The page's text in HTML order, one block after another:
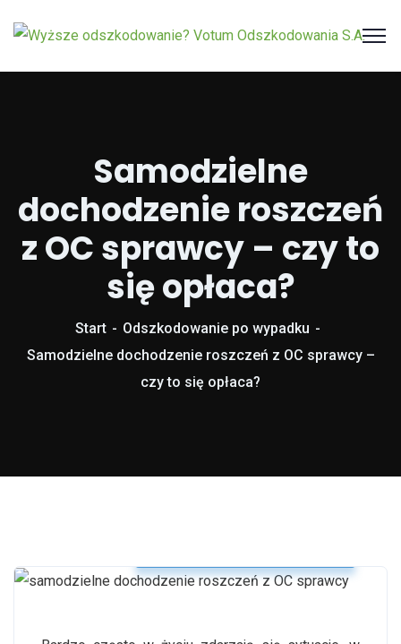
Samodzielne
dochodzenie roszczeń
z OC sprawcy – czy to
się opłaca?
Start
Odszkodowanie po wypadku
Samodzielne dochodzenie roszczeń z OC sprawcy –
czy to się opłaca?